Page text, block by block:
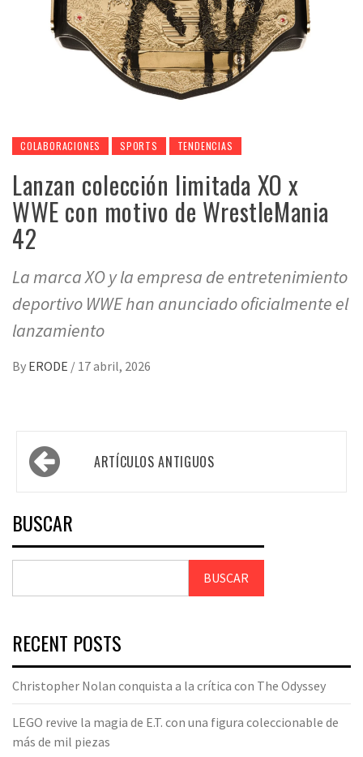
COLABORACIONES SPORTS TENDENCIAS
Lanzan colección limitada XO x
WWE con motivo de WrestleMania
42
La marca XO y la empresa de entretenimiento
deportivo WWE han anunciado oficialmente el
lanzamiento
By ERODE / 17 abril, 2026
ARTÍCULOS ANTIGUOS
BUSCAR
BUSCAR
RECENT POSTS
Christopher Nolan conquista a la crítica con The Odyssey
LEGO revive la magia de E.T. con una figura coleccionable de
más de mil piezas